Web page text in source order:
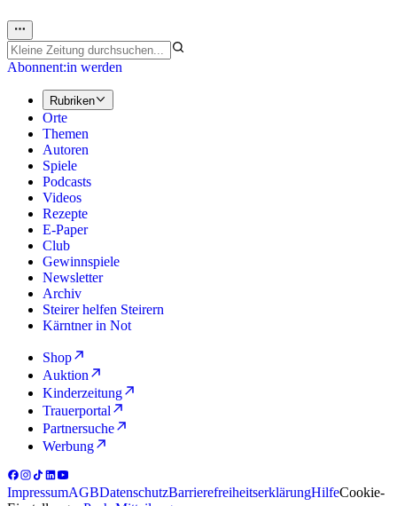
Abonnent:in werden
Rubriken
Orte
Themen
Autoren
Spiele
Podcasts
Videos
Rezepte
E-Paper
Club
Gewinnspiele
Newsletter
Archiv
Steirer helfen Steirern
Kärntner in Not
Shop
Auktion
Kinderzeitung
Trauerportal
Partnersuche
Werbung
ImpressumAGBDatenschutzBarrierefreiheitserklärungHilfeCookie-